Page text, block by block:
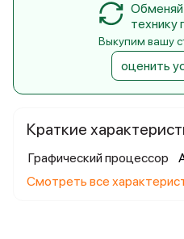
Краткие
Графический процессор
Смотреть все
технику
Выкупим вашу
оценить